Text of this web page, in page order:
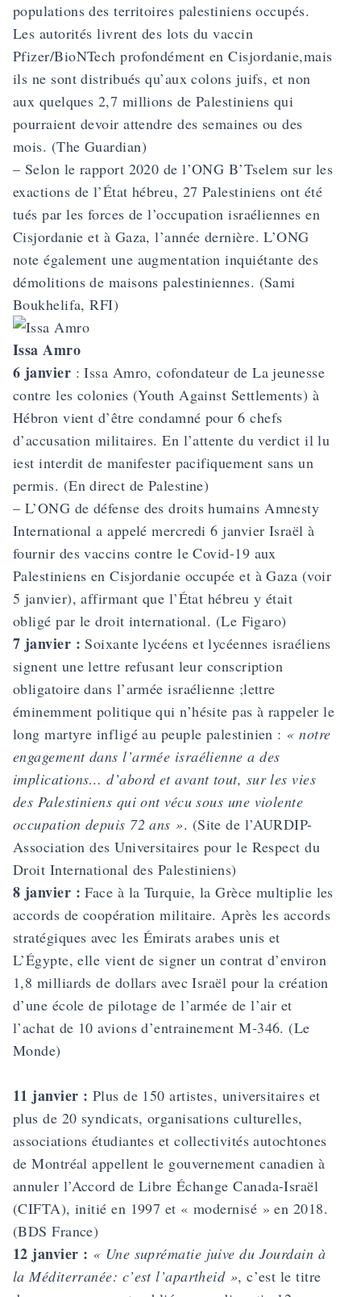
populations des territoires palestiniens occupés.
Les autorités livrent des lots du vaccin
Pfizer/BioNTech profondément en Cisjordanie,mais
ils ne sont distribués qu’aux colons juifs, et non
aux quelques 2,7 millions de Palestiniens qui
pourraient devoir attendre des semaines ou des
mois. (The Guardian)
– Selon le rapport 2020 de l’ONG B’Tselem sur les
exactions de l’État hébreu, 27 Palestiniens ont été
tués par les forces de l’occupation israéliennes en
Cisjordanie et à Gaza, l’année dernière. L’ONG
note également une augmentation inquiétante des
démolitions de maisons palestiniennes. (Sami
Boukhelifa, RFI)
Issa Amro
6 janvier : Issa Amro, cofondateur de La jeunesse
contre les colonies (Youth Against Settlements) à
Hébron vient d’être condamné pour 6 chefs
d’accusation militaires. En l’attente du verdict il lu
iest interdit de manifester pacifiquement sans un
permis. (En direct de Palestine)
– L’ONG de défense des droits humains Amnesty
International a appelé mercredi 6 janvier Israël à
fournir des vaccins contre le Covid-19 aux
Palestiniens en Cisjordanie occupée et à Gaza (voir
5 janvier), affirmant que l’État hébreu y était
obligé par le droit international. (Le Figaro)
7 janvier : Soixante lycéens et lycéennes israéliens
signent une lettre refusant leur conscription
obligatoire dans l’armée israélienne ;lettre
éminemment politique qui n’hésite pas à rappeler le
long martyre infligé au peuple palestinien : « notre
enga­gement dans l’armée israélienne a des
implica­tions… d’abord et avant tout, sur les vies
des Palestiniens qui ont vécu sous une violente
occupation depuis 72 ans ». (Site de l’AURDIP-
Association des Universitaires pour le Respect du
Droit International des Palestiniens)
8 janvier : Face à la Turquie, la Grèce multiplie les
accords de coopération militaire. Après les accords
stratégiques avec les Émirats arabes unis et
L’Égypte, elle vient de signer un contrat d’environ
1,8 milliards de dollars avec Israël pour la création
d’une école de pilotage de l’armée de l’air et
l’achat de 10 avions d’entrainement M-346. (Le
Monde)
11 janvier : Plus de 150 artistes, universitaires et
plus de 20 syndicats, organisations culturelles,
associations étudiantes et collectivités autoch­tones
de Montréal appellent le gouvernement canadien à
annuler l’Accord de Libre Échange Canada-Israël
(CIFTA), initié en 1997 et « modernisé » en 2018.
(BDS France)
12 janvier : « Une suprématie juive du Jourdain à
la Méditerranée: c’est l’apartheid », c’est le titre